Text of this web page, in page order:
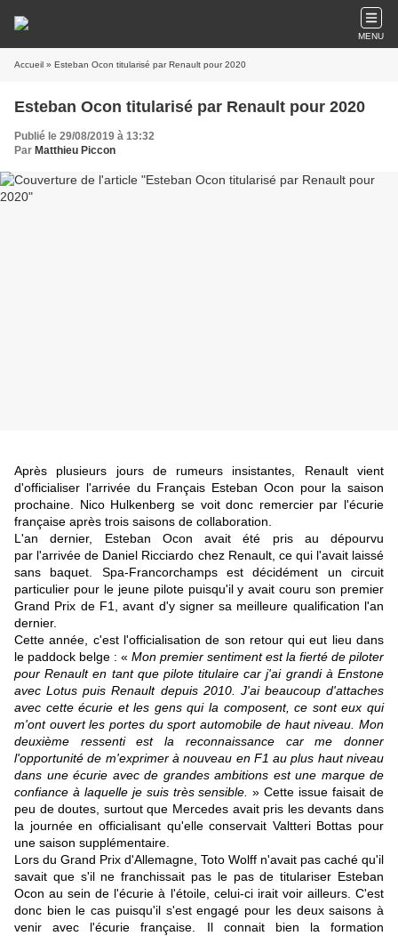
MENU
Accueil » Esteban Ocon titularisé par Renault pour 2020
Esteban Ocon titularisé par Renault pour 2020
Publié le 29/08/2019 à 13:32
Par Matthieu Piccon
Après plusieurs jours de rumeurs insistantes, Renault vient
d'officialiser l'arrivée du Français Esteban Ocon pour la saison
prochaine. Nico Hulkenberg se voit donc remercier par l'écurie
française après trois saisons de collaboration.
L'an dernier, Esteban Ocon avait été pris au dépourvu
par l'arrivée de Daniel Ricciardo chez Renault, ce qui l'avait laissé
sans baquet. Spa-Francorchamps est décidément un circuit
particulier pour le jeune pilote puisqu'il y avait couru son premier
Grand Prix de F1, avant d'y signer sa meilleure qualification l'an
dernier.
Cette année, c'est l'officialisation de son retour qui eut lieu dans
le paddock belge : « Mon premier sentiment est la fierté de piloter
pour Renault en tant que pilote titulaire car j'ai grandi à Enstone
avec Lotus puis Renault depuis 2010. J'ai beaucoup d'attaches
avec cette écurie et les gens qui la composent, ce sont eux qui
m'ont ouvert les portes du sport automobile de haut niveau. Mon
deuxième ressenti est la reconnaissance car me donner
l'opportunité de m'exprimer à nouveau en F1 au plus haut niveau
dans une écurie avec de grandes ambitions est une marque de
confiance à laquelle je suis très sensible. » Cette issue faisait de
peu de doutes, surtout que Mercedes avait pris les devants dans
la journée en officialisant qu'elle conservait Valtteri Bottas pour
une saison supplémentaire.
Lors du Grand Prix d'Allemagne, Toto Wolff n'avait pas caché qu'il
savait que s'il ne franchissait pas le pas de titulariser Esteban
Ocon au sein de l'écurie à l'étoile, celui-ci irait voir ailleurs. C'est
donc bien le cas puisqu'il s'est engagé pour les deux saisons à
venir avec l'écurie française. Il connait bien la formation